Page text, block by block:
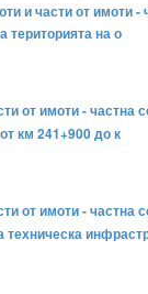
и части от имоти
територията на о
от имоти -
км 241+900 до к
от имоти -
техническа